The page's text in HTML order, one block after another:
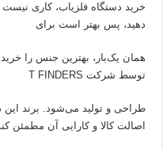
خرید دستگاه فلزیاب، کاری
دهید، پس بهتر است برای
همان یک‌بار، بهترین جنس را
توسط شرکت T FINDERS
طراحی و تولید می‌شود. برند این
اصالت کالا و کارایی آن مطمئن